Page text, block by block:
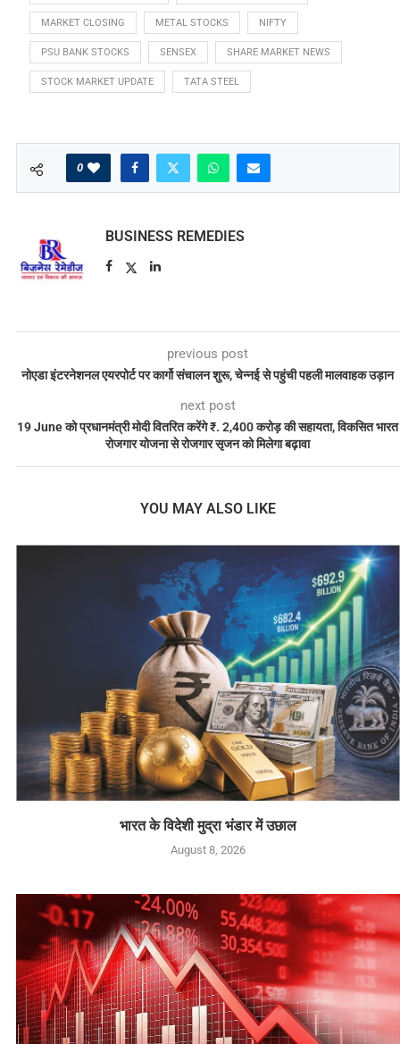
MARKET CLOSING METAL STOCKS NIFTY
PSU BANK STOCKS SENSEX SHARE MARKET NEWS
STOCK MARKET UPDATE TATA STEEL
0
BUSINESS REMEDIES
previous post
नोएडा इंटरनेशनल एयरपोर्ट पर कार्गो संचालन शुरू, चेन्नई से पहुंची पहली मालवाहक उड़ान
next post
19 June को प्रधानमंत्री मोदी वितरित करेंगे ₹. 2,400 करोड़ की सहायता, विकसित भारत
रोजगार योजना से रोजगार सृजन को मिलेगा बढ़ावा
YOU MAY ALSO LIKE
भारत के विदेशी मुद्रा भंडार में उछाल
August 8, 2026